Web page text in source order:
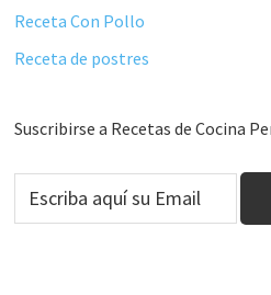
Receta Con Pollo
Receta de postres
Suscribirse a Recetas de Cocina